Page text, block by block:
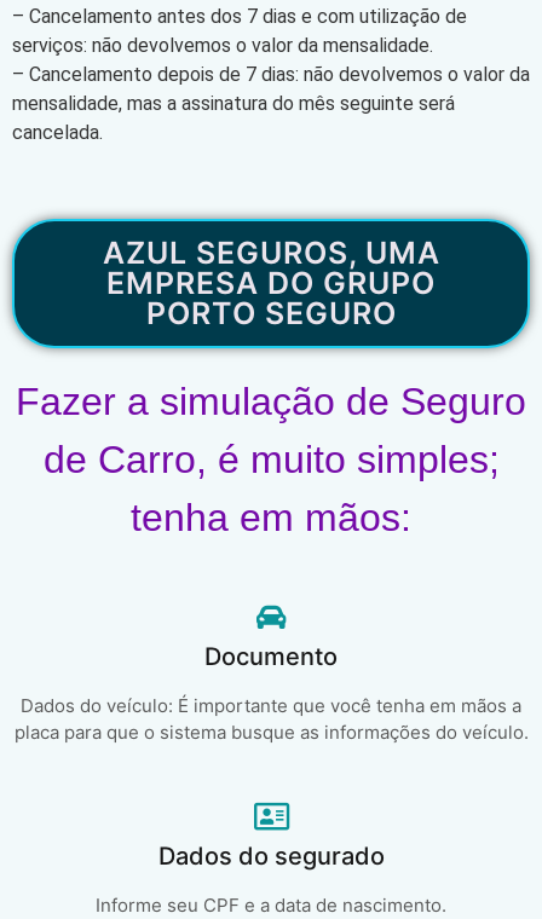
– Cancelamento antes dos 7 dias e com utilização de
serviços: não devolvemos o valor da mensalidade.
– Cancelamento depois de 7 dias: não devolvemos o valor da
mensalidade, mas a assinatura do mês seguinte será
cancelada.
AZUL SEGUROS, UMA
EMPRESA DO GRUPO
PORTO SEGURO
Fazer a simulação de Seguro
de Carro, é muito simples;
tenha em mãos:
Documento
Dados do veículo: É importante que você tenha em mãos a
placa para que o sistema busque as informações do veículo.
Dados do segurado
Informe seu CPF e a data de nascimento.